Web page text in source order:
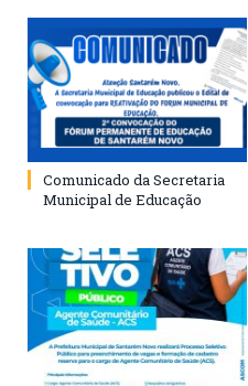
Comunicado da Secretaria
Municipal de Educação